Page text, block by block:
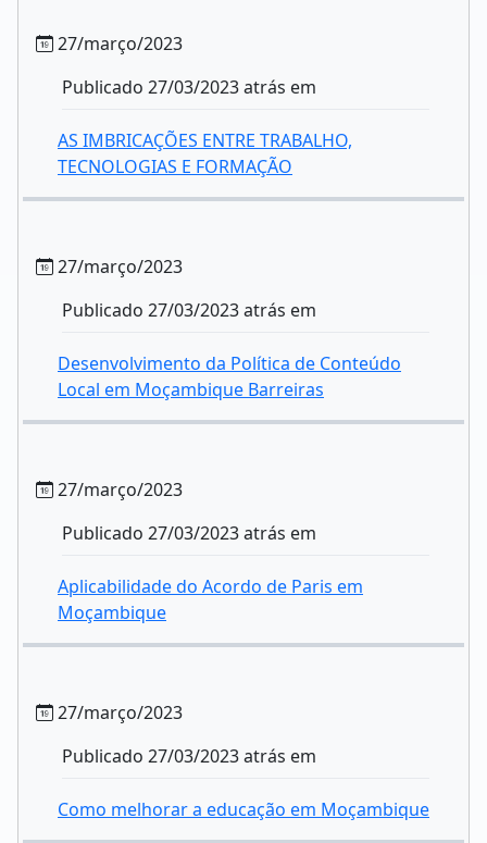
27/março/2023
Publicado 27/03/2023 atrás em
AS IMBRICAÇÕES ENTRE TRABALHO,
TECNOLOGIAS E FORMAÇÃO
27/março/2023
Publicado 27/03/2023 atrás em
Desenvolvimento da Política de Conteúdo
Local em Moçambique Barreiras
27/março/2023
Publicado 27/03/2023 atrás em
Aplicabilidade do Acordo de Paris em
Moçambique
27/março/2023
Publicado 27/03/2023 atrás em
Como melhorar a educação em Moçambique